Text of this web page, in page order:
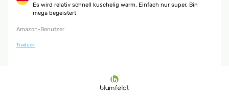
Es wird relativ schnell kuschelig warm. Einfach nur super. Bin
mega begeistert
Amazon-Benutzer
Traducir